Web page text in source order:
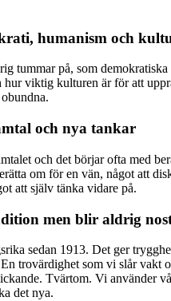
humanism och
tummar på, som demokratiska
hur viktig kulturen är för att
och nya tankar
och det börjar ofta med
om för en vän, något att
att själv tänka vidare på.
men blir aldrig
sedan 1913. Det ger
trovärdighet som vi slår vakt
Tvärtom. Vi använder
det nya.